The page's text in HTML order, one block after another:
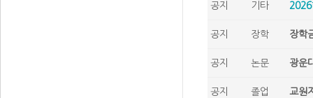
공지 기타 2026
공지 장학 장학
공지 논문 광운
공지 졸업 교원